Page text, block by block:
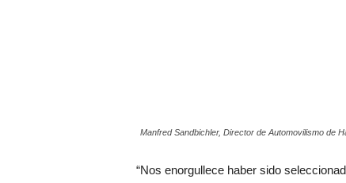
Manfred Sandbichler, Director de Automovilismo de
“Nos enorgullece haber sido